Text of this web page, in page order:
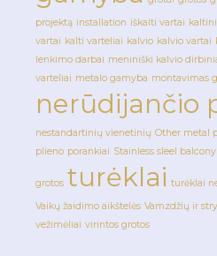
projektą installation iškalti vartai
vartai kalti varteliai kalvio kalvio vartai
lenkimo darbai meniniški kalvio
varteliai metalo gamyba montavimas
nerūdijančio
nestandartinių vienetinių Other metal
plieno porankiai Stainless sleel
grotos turėklai turėklai
Vaikų žaidimo aikštelės Vamzdžių ir
vežimėliai virintos grotos